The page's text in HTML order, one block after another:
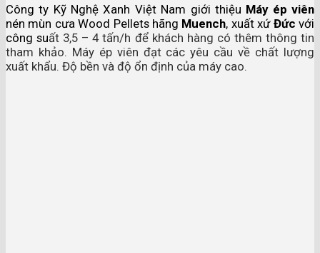
Công ty Kỹ Nghệ Xanh Việt Nam giới thiệu Máy ép viên
nén mùn cưa Wood Pellets hãng Muench, xuất xứ Đức với
công suất 3,5 – 4 tấn/h để khách hàng có thêm thông tin
tham khảo. Máy ép viên đạt các yêu cầu về chất lượng
xuất khẩu. Độ bền và độ ổn định của máy cao.